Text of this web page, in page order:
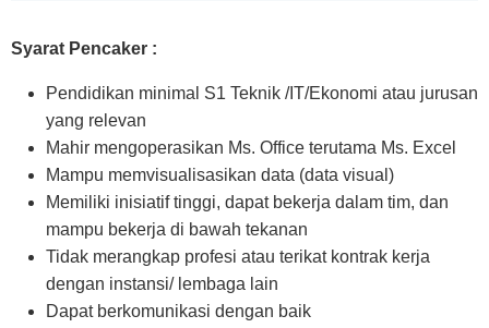
Syarat Pencaker :
Pendidikan minimal S1 Teknik /IT/Ekonomi atau jurusan
yang relevan
Mahir mengoperasikan Ms. Office terutama Ms. Excel
Mampu memvisualisasikan data (data visual)
Memiliki inisiatif tinggi, dapat bekerja dalam tim, dan
mampu bekerja di bawah tekanan
Tidak merangkap profesi atau terikat kontrak kerja
dengan instansi/ lembaga lain
Dapat berkomunikasi dengan baik